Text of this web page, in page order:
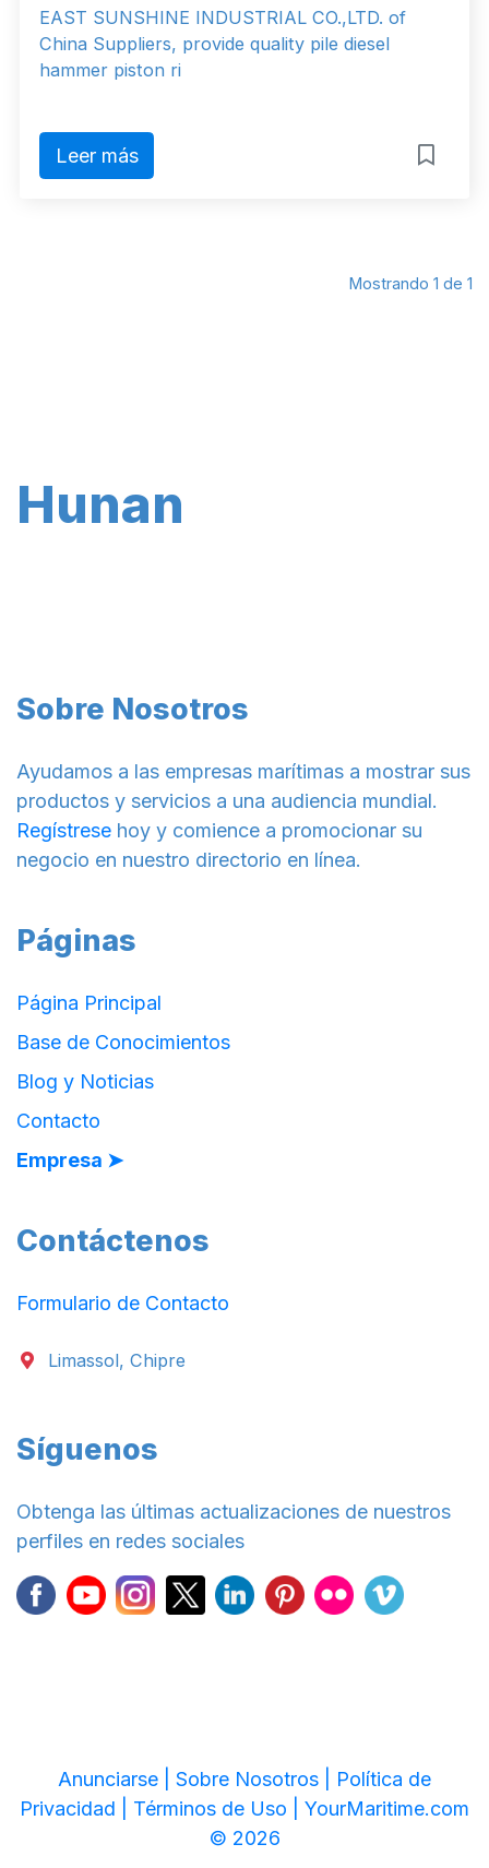
EAST SUNSHINE INDUSTRIAL CO.,LTD. of
China Suppliers, provide quality pile diesel
hammer piston ri
Leer más
Mostrando 1 de 1
Hunan
Sobre Nosotros
Ayudamos a las empresas marítimas a mostrar sus
productos y servicios a una audiencia mundial.
Regístrese hoy y comience a promocionar su
negocio en nuestro directorio en línea.
Páginas
Página Principal
Base de Conocimientos
Blog y Noticias
Contacto
Empresa ➤
Contáctenos
Formulario de Contacto
Limassol, Chipre
Síguenos
Obtenga las últimas actualizaciones de nuestros
perfiles en redes sociales
Anunciarse | Sobre Nosotros | Política de
Privacidad | Términos de Uso | YourMaritime.com
© 2026